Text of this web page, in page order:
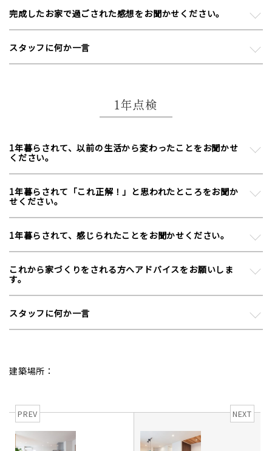
完成したお家で過ごされた感想をお聞かせください。
スタッフに何か一言
1年点検
1年暮らされて、以前の生活から変わったことをお聞かせ
ください。
1年暮らされて「これ正解！」と思われたところをお聞か
せください。
1年暮らされて、感じられたことをお聞かせください。
これから家づくりをされる方へアドバイスをお願いしま
す。
スタッフに何か一言
建築場所：
PREV NEXT